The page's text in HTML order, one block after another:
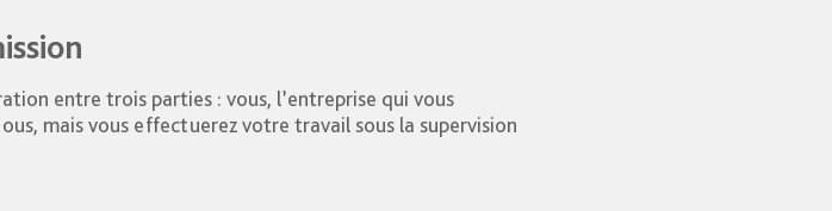
entre trois parties : vous, l’entreprise qui vous
mais vous effectuerez votre travail sous la supervision